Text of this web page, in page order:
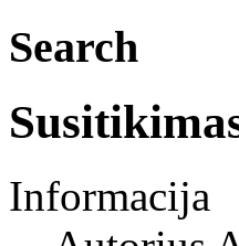
Search
Informacija